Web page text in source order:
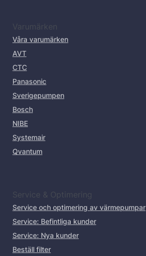
Varumärken
Våra varumärken
AVT
CTC
Panasonic
Sverigepumpen
Bosch
NIBE
Systemair
Qvantum
Service & Optimering
Service och optimering av värmepumpar
Service: Befintliga kunder
Service: Nya kunder
Beställ filter